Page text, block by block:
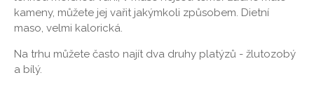
kameny, můžete jej vařit jakýmkoli způsobem. Dietní
maso, velmi kalorická.
Na trhu můžete často najít dva druhy platýzů - žlutozobý
a bílý.